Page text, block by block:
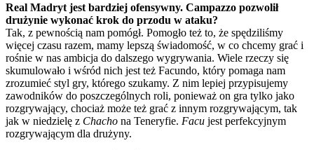
Real Madryt jest bardziej ofensywny. Campazzo pozwolił
drużynie wykonać krok do przodu w ataku?
Tak, z pewnością nam pomógł. Pomogło też to, że spędziliśmy
więcej czasu razem, mamy lepszą świadomość, w co chcemy grać i
rośnie w nas ambicja do dalszego wygrywania. Wiele rzeczy się
skumulowało i wśród nich jest też Facundo, który pomaga nam
zrozumieć styl gry, którego szukamy. Z nim lepiej przypisujemy
zawodników do poszczególnych roli, ponieważ on gra tylko jako
rozgrywający, chociaż może też grać z innym rozgrywającym, tak
jak w niedzielę z Chacho na Teneryfie. Facu jest perfekcyjnym
rozgrywającym dla drużyny.